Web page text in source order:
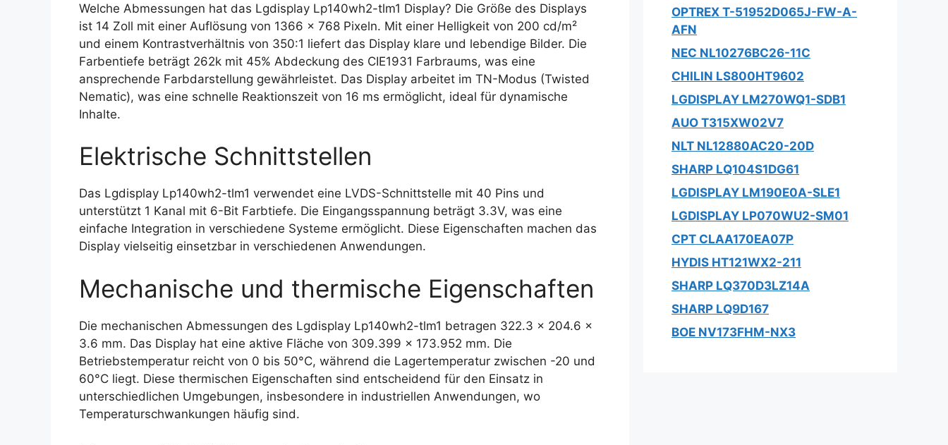
Welche Abmessungen hat das Lgdisplay Lp140wh2-tlm1 Display? Die Größe des Displays
ist 14 Zoll mit einer Auflösung von 1366 x 768 Pixeln. Mit einer Helligkeit von 200 cd/m²
und einem Kontrastverhältnis von 350:1 liefert das Display klare und lebendige Bilder. Die
Farbentiefe beträgt 262k mit 45% Abdeckung des CIE1931 Farbraums, was eine
ansprechende Farbdarstellung gewährleistet. Das Display arbeitet im TN-Modus (Twisted
Nematic), was eine schnelle Reaktionszeit von 16 ms ermöglicht, ideal für dynamische
Inhalte.
Elektrische Schnittstellen
Das Lgdisplay Lp140wh2-tlm1 verwendet eine LVDS-Schnittstelle mit 40 Pins und
unterstützt 1 Kanal mit 6-Bit Farbtiefe. Die Eingangsspannung beträgt 3.3V, was eine
einfache Integration in verschiedene Systeme ermöglicht. Diese Eigenschaften machen das
Display vielseitig einsetzbar in verschiedenen Anwendungen.
Mechanische und thermische Eigenschaften
Die mechanischen Abmessungen des Lgdisplay Lp140wh2-tlm1 betragen 322.3 x 204.6 x
3.6 mm. Das Display hat eine aktive Fläche von 309.399 x 173.952 mm. Die
Betriebstemperatur reicht von 0 bis 50°C, während die Lagertemperatur zwischen -20 und
60°C liegt. Diese thermischen Eigenschaften sind entscheidend für den Einsatz in
unterschiedlichen Umgebungen, insbesondere in industriellen Anwendungen, wo
Temperaturschwankungen häufig sind.
OPTREX T-51952D065J-FW-A-
AFN
NEC NL10276BC26-11C
CHILIN LS800HT9602
LGDISPLAY LM270WQ1-SDB1
AUO T315XW02V7
NLT NL12880AC20-20D
SHARP LQ104S1DG61
LGDISPLAY LM190E0A-SLE1
LGDISPLAY LP070WU2-SM01
CPT CLAA170EA07P
HYDIS HT121WX2-211
SHARP LQ370D3LZ14A
SHARP LQ9D167
BOE NV173FHM-NX3